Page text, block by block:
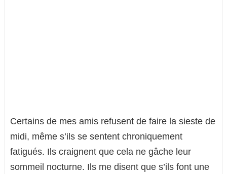
Certains de mes amis refusent de faire la sieste de
midi, même s’ils se sentent chroniquement
fatigués. Ils craignent que cela ne gâche leur
sommeil nocturne. Ils me disent que s’ils font une